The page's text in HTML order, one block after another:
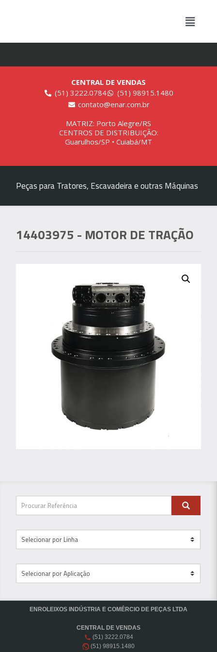
CENTRAL DE VENDAS
(51) 3222.0784
(51) 98915.1480
contato@enar.com.br
MATRIZ: Porto Alegre/RS
CENTROS DE DISTRIBUIÇÃO:
Guarulhos/SP • Cuiabá/MT
Peças para Tratores, Escavadeira e outras Máquinas
14403975 - MOTOR DE TRAÇÃO
ENROLEIXOS INDÚSTRIA E COMÉRCIO DE PEÇAS LTDA
CENTRAL DE VENDAS
(51) 3222.0784
(51) 98915.1480